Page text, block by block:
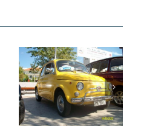
Διήμερο στην Αίγινα
(23-24/6/2012)